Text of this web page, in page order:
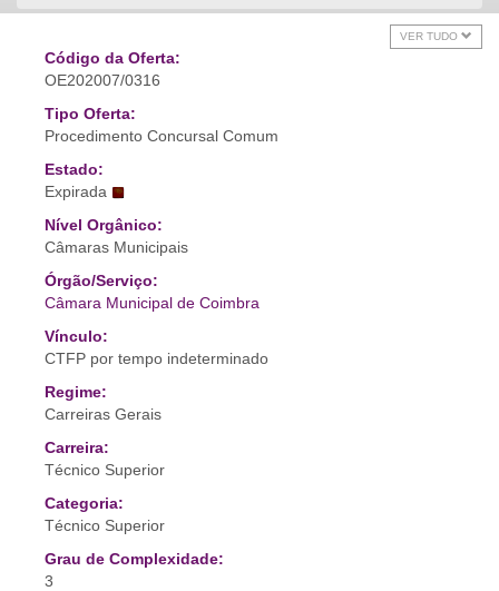
VER TUDO
Código da Oferta:
OE202007/0316
Tipo Oferta:
Procedimento Concursal Comum
Estado:
Expirada
Nível Orgânico:
Câmaras Municipais
Órgão/Serviço:
Câmara Municipal de Coimbra
Vínculo:
CTFP por tempo indeterminado
Regime:
Carreiras Gerais
Carreira:
Técnico Superior
Categoria:
Técnico Superior
Grau de Complexidade:
3